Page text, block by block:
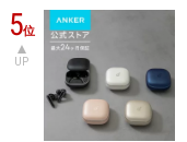
5位
UP